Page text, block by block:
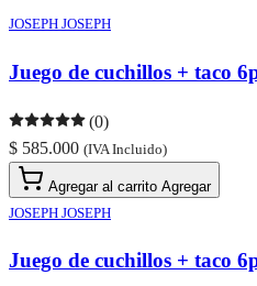
JOSEPH JOSEPH
Juego de cuchillos + taco
(0)
$ 585.000 (IVA Incluido)
Agregar al carrito Agregar
JOSEPH JOSEPH
Juego de cuchillos + taco